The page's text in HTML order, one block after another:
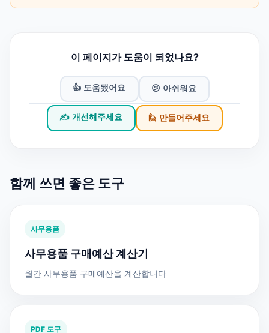
이 페이지가 도움이 되었나요?
👍 도움됐어요 😕 아쉬워요
✍️ 개선해주세요 🙋 만들어주세요
함께 쓰면 좋은 도구
사무용품
사무용품 구매예산 계산기
월간 사무용품 구매예산을 계산합니다
PDF 도구